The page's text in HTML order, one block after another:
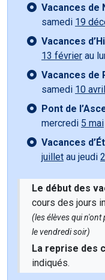
Vacances de
samedi 19
Vacances
13 février au
Vacances de
samedi 10 avril
Pont de
mercredi 5 mai
Vacances
juillet au jeudi
Le début des
cours des jours
(les élèves qui
le vendredi soir)
La reprise des
indiqués.